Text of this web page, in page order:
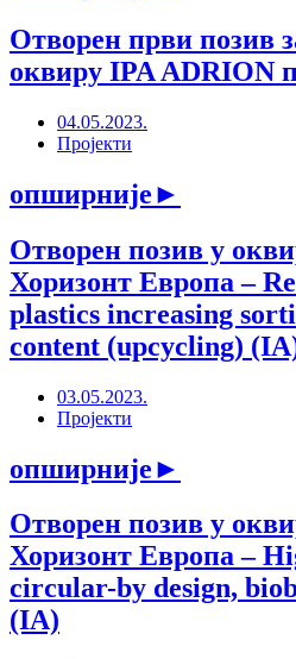
Отворен први позив
оквиру IPA ADRION
04.05.2023.
Пројекти
опширније►
Отворен позив у
Хоризонт Европа –
plastics increasing
content (upcycling)
03.05.2023.
Пројекти
опширније►
Отворен позив у
Хоризонт Европа –
circular-by design,
(IA)